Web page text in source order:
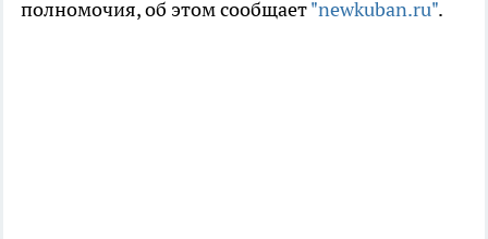
полномочия, об этом сообщает"newkuban.ru".